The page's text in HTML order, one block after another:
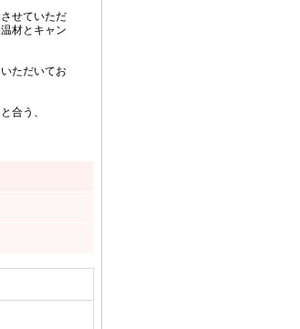
せていただ
材とキャン
ただいてお
合う、